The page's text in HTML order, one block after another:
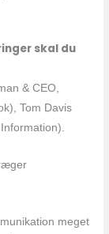
skal du
& CEO,
Tom Davis
meget